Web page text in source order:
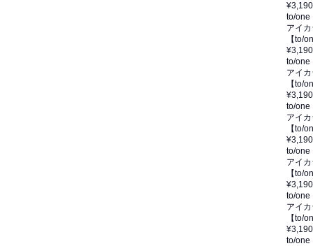
¥3,190
to/one
アイ
【to/
¥3,190
to/one
アイ
【to/
¥3,190
to/one
アイ
【to/
¥3,190
to/one
アイ
【to/
¥3,190
to/one
アイ
【to/
¥3,190
to/one